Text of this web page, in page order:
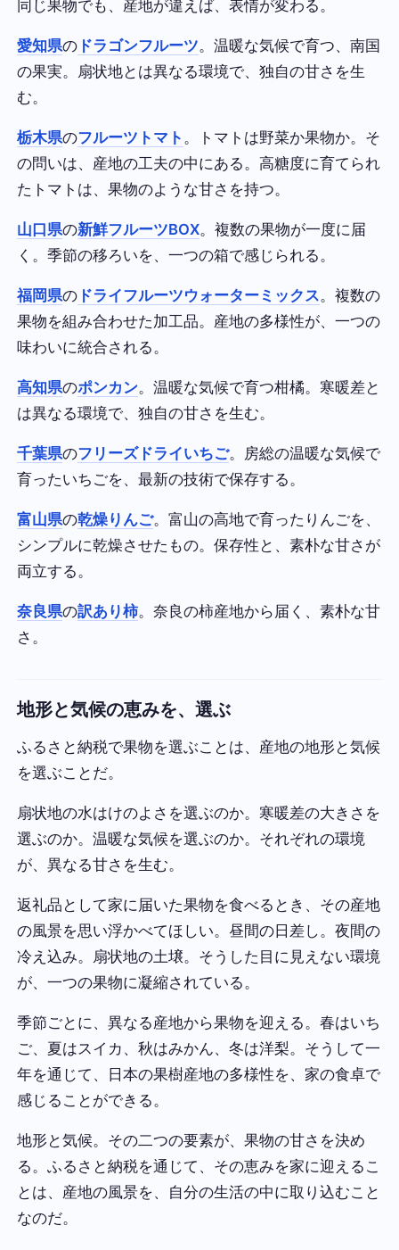
同じ果物でも、産地が違えば、表情が変わる。
愛知県の ドラゴンフルーツ。温暖な気候で育つ、南国
の果実。扇状地とは異なる環境で、独自の甘さを生
む。
栃木県のフルーツトマト 。トマトは野菜か果物か。そ
の問いは、産地の工夫の中にある。高糖度に育てられ
たトマトは、果物のような甘さを持つ。
山口県の新鮮フルーツBOX。複数の果物が一度に届
く。季節の移ろいを、一つの箱で感じられる。
福岡県の ドライフルーツウォーターミックス。複数の
果物を組み合わせた加工品。産地の多様性が、一つの
味わいに統合される。
高知県のポンカン。温暖な気候で育つ柑橘。寒暖差と
は異なる環境で、独自の甘さを生む。
千葉県のフリーズドライいちご。房総の温暖な気候で
育ったいちごを、最新の技術で保存する。
富山県の乾燥りんご。富山の高地で育ったりんごを、
シンプルに乾燥させたもの。保存性と、素朴な甘さが
両立する。
奈良県の訳あり柿。奈良の柿産地から届く、素朴な甘
さ。
地形と気候の恵みを、選ぶ
ふるさと納税で果物を選ぶことは、産地の地形と気候
を選ぶことだ。
扇状地の水はけのよさを選ぶのか。寒暖差の大きさを
選ぶのか。温暖な気候を選ぶのか。それぞれの環境
が、異なる甘さを生む。
返礼品として家に届いた果物を食べるとき、その産地
の風景を思い浮かべてほしい。昼間の日差し。夜間の
冷え込み。扇状地の土壌。そうした目に見えない環境
が、一つの果物に凝縮されている。
季節ごとに、異なる産地から果物を迎える。春はいち
ご、夏はスイカ、秋はみかん、冬は洋梨。そうして一
年を通じて、日本の果樹産地の多様性を、家の食卓で
感じることができる。
地形と気候。その二つの要素が、果物の甘さを決め
る。ふるさと納税を通じて、その恵みを家に迎えるこ
とは、産地の風景を、自分の生活の中に取り込むこと
なのだ。